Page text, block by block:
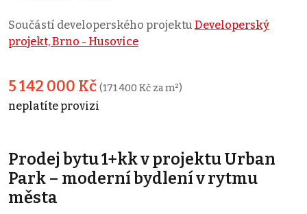
Součástí developerského projektu Developerský
projekt, Brno - Husovice
5 142 000 Kč (171 400 Kč za m²)
neplatíte provizi
Prodej bytu 1+kk v projektu Urban
Park – moderní bydlení v rytmu
města